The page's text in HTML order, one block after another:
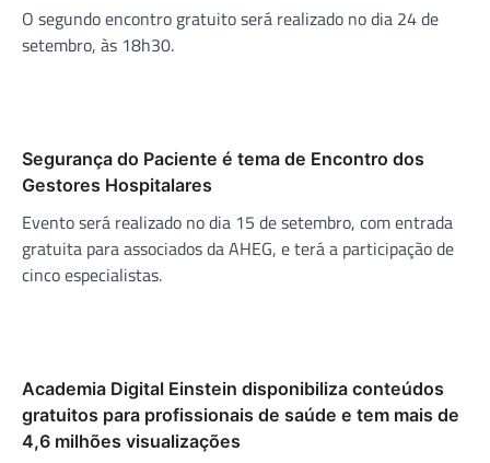
O segundo encontro gratuito será realizado no dia 24 de
setembro, às 18h30.
Segurança do Paciente é tema de Encontro dos
Gestores Hospitalares
Evento será realizado no dia 15 de setembro, com entrada
gratuita para associados da AHEG, e terá a participação de
cinco especialistas.
Academia Digital Einstein disponibiliza conteúdos
gratuitos para profissionais de saúde e tem mais de
4,6 milhões visualizações